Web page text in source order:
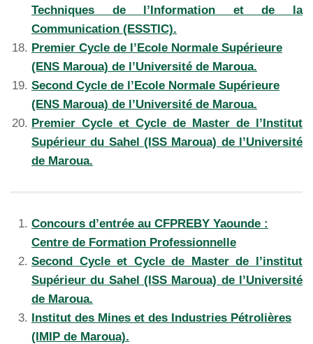
Techniques de l’Information et de la
Communication (ESSTIC).
Premier Cycle de l’Ecole Normale Supérieure
(ENS Maroua) de l’Université de Maroua.
Second Cycle de l’Ecole Normale Supérieure
(ENS Maroua) de l’Université de Maroua.
Premier Cycle et Cycle de Master de l’Institut
Supérieur du Sahel (ISS Maroua) de l’Université
de Maroua.
Concours d’entrée au CFPREBY Yaounde :
Centre de Formation Professionnelle
Second Cycle et Cycle de Master de l’institut
Supérieur du Sahel (ISS Maroua) de l’Université
de Maroua.
Institut des Mines et des Industries Pétrolières
(IMIP de Maroua).